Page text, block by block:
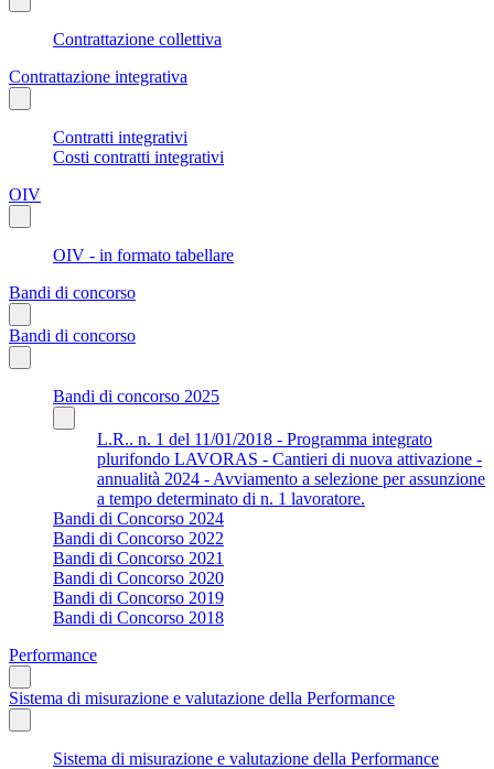
Contrattazione collettiva
Contrattazione integrativa
Contratti integrativi
Costi contratti integrativi
OIV
OIV - in formato tabellare
Bandi di concorso
Bandi di concorso
Bandi di concorso 2025
L.R.. n. 1 del 11/01/2018 - Programma integrato
plurifondo LAVORAS - Cantieri di nuova attivazione -
annualità 2024 - Avviamento a selezione per assunzione
a tempo determinato di n. 1 lavoratore.
Bandi di Concorso 2024
Bandi di Concorso 2022
Bandi di Concorso 2021
Bandi di Concorso 2020
Bandi di Concorso 2019
Bandi di Concorso 2018
Performance
Sistema di misurazione e valutazione della Performance
Sistema di misurazione e valutazione della Performance